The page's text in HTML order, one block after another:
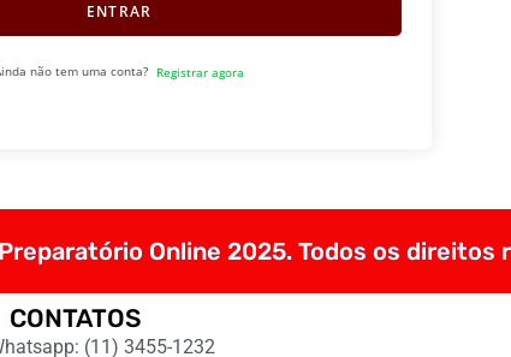
ENTRAR
não tem uma conta? Registrar agora
Online 2025. Todos os direitos
CONTATOS
(11) 3455-1232